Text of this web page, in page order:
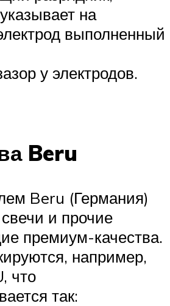
на
выполненный
у электродов.
Beru
Beru (Германия)
и прочие
премиум-качества.
например,
что
так: